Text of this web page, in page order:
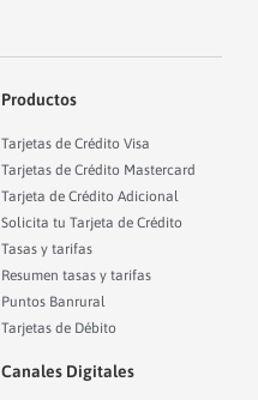
Productos
Tarjetas de Crédito Visa
Tarjetas de Crédito Mastercard
Tarjeta de Crédito Adicional
Solicita tu Tarjeta de Crédito
Tasas y tarifas
Resumen tasas y tarifas
Puntos Banrural
Tarjetas de Débito
Canales Digitales